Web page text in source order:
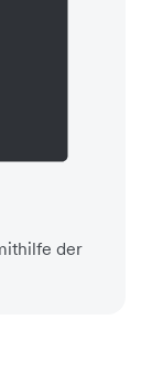
der